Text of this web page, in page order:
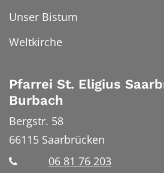
Unser Bistum
Weltkirche
Pfarrei St. Eligius
Burbach
Bergstr. 58
66115 Saarbrücken
06 81 76 203